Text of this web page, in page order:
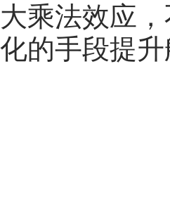
大乘法效应
化的手段提